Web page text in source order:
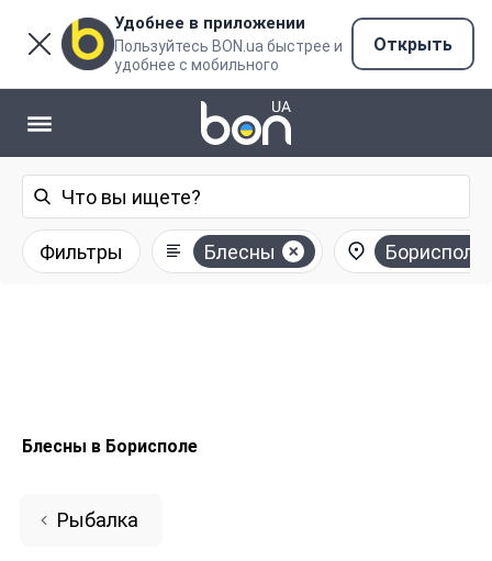
Удобнее в приложении
Пользуйтесь BON.ua быстрее и
удобнее с мобильного
Открыть
Фильтры Блесны Борисполь
Блесны в Борисполе
Рыбалка